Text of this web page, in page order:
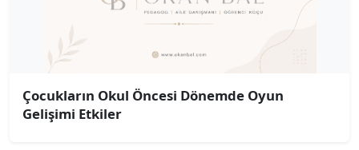
Çocukların Okul Öncesi Dönemde Oyun
Gelişimi Etkiler